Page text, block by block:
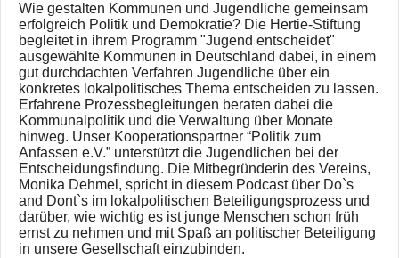
Wie gestalten Kommunen und Jugendliche gemeinsam
erfolgreich Politik und Demokratie? Die Hertie-Stiftung
begleitet in ihrem Programm "Jugend entscheidet"
ausgewählte Kommunen in Deutschland dabei, in einem
gut durchdachten Verfahren Jugendliche über ein
konkretes lokalpolitisches Thema entscheiden zu lassen.
Erfahrene Prozessbegleitungen beraten dabei die
Kommunalpolitik und die Verwaltung über Monate
hinweg. Unser Kooperationspartner “Politik zum
Anfassen e.V.” unterstützt die Jugendlichen bei der
Entscheidungsfindung. Die Mitbegründerin des Vereins,
Monika Dehmel, spricht in diesem Podcast über Do`s
and Dont`s im lokalpolitischen Beteiligungsprozess und
darüber, wie wichtig es ist junge Menschen schon früh
ernst zu nehmen und mit Spaß an politischer Beteiligung
in unsere Gesellschaft einzubinden.